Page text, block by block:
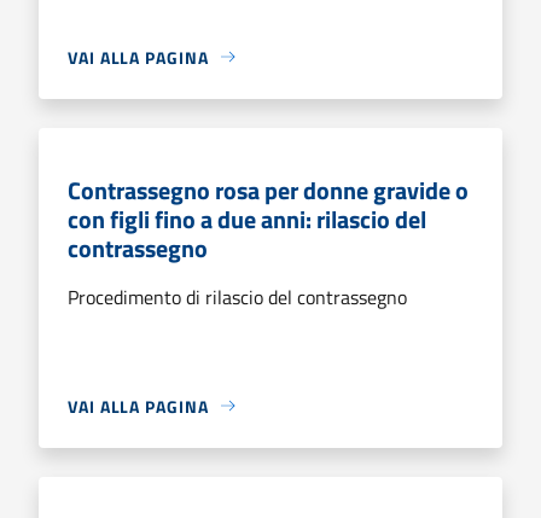
VAI ALLA PAGINA
Contrassegno rosa per donne gravide o
con figli fino a due anni: rilascio del
contrassegno
Procedimento di rilascio del contrassegno
VAI ALLA PAGINA